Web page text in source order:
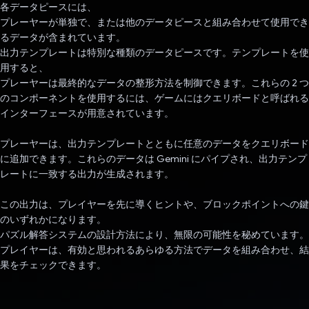
各データピースには、
プレーヤーが単独で、または他のデータピースと組み合わせて使用でき
るデータが含まれています。
出力テンプレートは特別な種類のデータピースです。テンプレートを使
用すると、
プレーヤーは最終的なデータの整形方法を制御できます。これらの 2 つ
のコンポーネントを使用するには、ゲームにはクエリボードと呼ばれる
インターフェースが用意されています。
プレーヤーは、出力テンプレートとともに任意のデータをクエリボード
に追加できます。これらのデータは Gemini にパイプされ、出力テンプ
レートに一致する出力が生成されます。
この出力は、プレイヤーを先に導くヒントや、ブロックポイントへの鍵
のいずれかになります。
パズル解答システムの設計方法により、無限の可能性を秘めています。
プレイヤーは、有効と思われるあらゆる方法でデータを組み合わせ、結
果をチェックできます。